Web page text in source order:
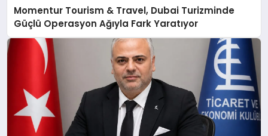
Momentur Tourism & Travel, Dubai Turizminde
Güçlü Operasyon Ağıyla Fark Yaratıyor